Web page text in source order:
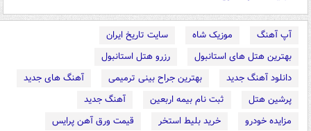
آپ آهنگ موزیک شاه
سایت تاریخ ایران
بهترین هتل های استانبول
رزرو هتل استانبول
دانلود آهنگ جدید
بهترین جراح بینی ترمیمی
آهنگ های جدید
پرشین هتل
ثبت نام بیمه اربعین
آهنگ جدید
مزایده خودرو
خرید بلیط استخر
قیمت ورق آهن پرایس